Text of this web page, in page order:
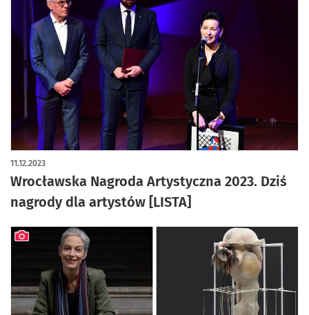
Wrocławska Nagroda Artystyczna 2023. Dziś
nagrody dla artystów [LISTA]
11.12.2023